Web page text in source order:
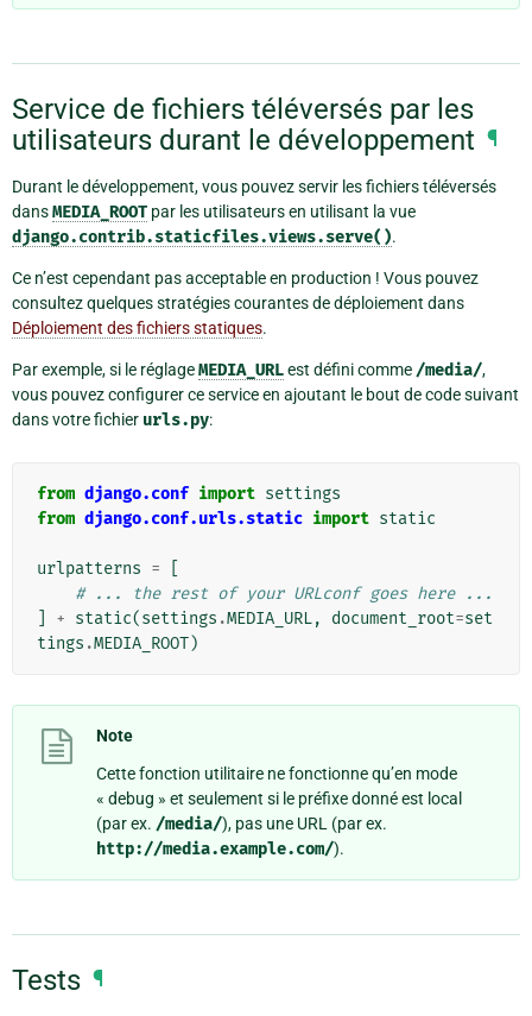
Service de fichiers téléversés par les
utilisateurs durant le développement ¶
Durant le développement, vous pouvez servir les fichiers téléversés
dansMEDIA_ROOT par les utilisateurs en utilisant la vue
django.contrib.staticfiles.views.serve().
Ce n’est cependant pas acceptable en production ! Vous pouvez
consultez quelques stratégies courantes de déploiement dans
Déploiement des fichiers statiques.
Par exemple, si le réglageMEDIA_URLest défini comme /media/,
vous pouvez configurer ce service en ajoutant le bout de code suivant
dans votre fichier urls.py:
from django.conf import settings
from django.conf.urls.static import static
urlpatterns =
# ... the rest of your URLconf goes here ...
+ static(settings .MEDIA_URL, document_root=set
tings .MEDIA_ROOT)
Note
Cette fonction utilitaire ne fonctionne qu’en mode
« debug » et seulement si le préfixe donné est local
(par ex. /media/), pas une URL (par ex.
http://media.example.com/).
Tests ¶